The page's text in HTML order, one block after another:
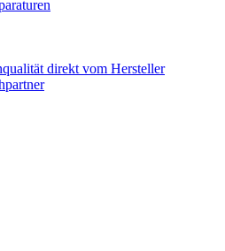
direkt vom Hersteller